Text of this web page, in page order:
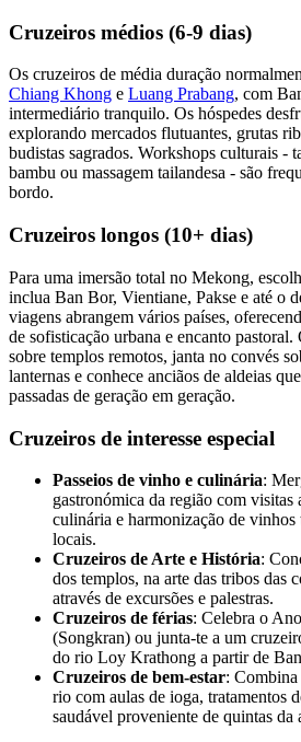
Cruzeiros médios (6-9 dias)
Os cruzeiros de média duração
Chiang Khong e Luang Prabang, com
intermediário tranquilo. Os hóspedes
explorando mercados flutuantes, grutas
budistas sagrados. Workshops culturais -
bambu ou massagem tailandesa - são
bordo.
Cruzeiros longos (10+ dias)
Para uma imersão total no Mekong,
inclua Ban Bor, Vientiane, Pakse e até o
viagens abrangem vários países,
de sofisticação urbana e encanto pastoral.
sobre templos remotos, janta no convés
lanternas e conhece anciãos de aldeias
passadas de geração em geração.
Cruzeiros de interesse especial
Passeios de vinho e culinária:
gastronómica da região com visitas
culinária e harmonização de vinhos
locais.
Cruzeiros de Arte e História:
dos templos, na arte das tribos das
através de excursões e palestras.
Cruzeiros de férias: Celebra o
(Songkran) ou junta-te a um
do rio Loy Krathong a partir de
Cruzeiros de bem-estar: Combina
rio com aulas de ioga, tratamentos
saudável proveniente de quintas da